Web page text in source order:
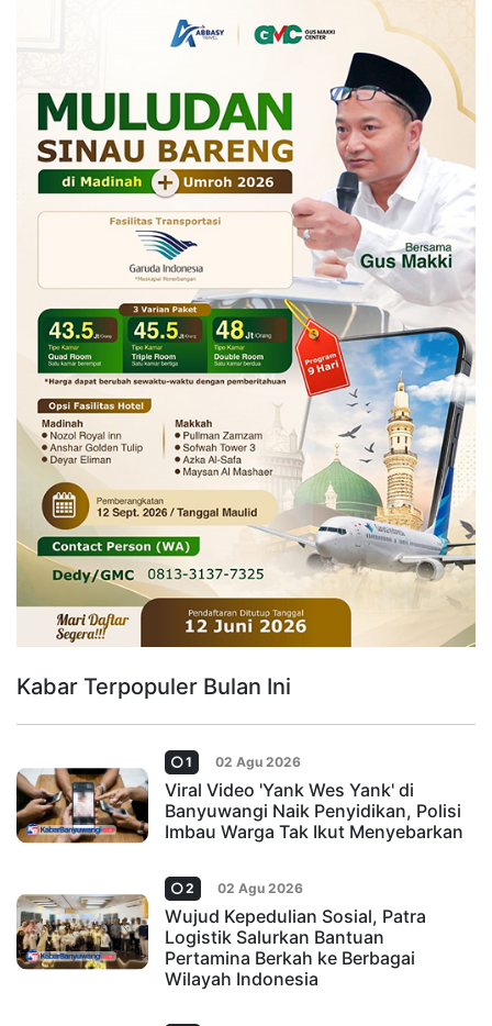
Kabar Terpopuler Bulan Ini
1 02 Agu 2026
Viral Video 'Yank Wes Yank' di
Banyuwangi Naik Penyidikan, Polisi
Imbau Warga Tak Ikut Menyebarkan
2 02 Agu 2026
Wujud Kepedulian Sosial, Patra
Logistik Salurkan Bantuan
Pertamina Berkah ke Berbagai
Wilayah Indonesia